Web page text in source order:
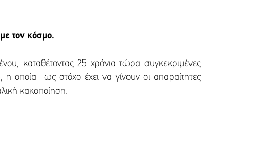
τον κόσμο.
καταθέτοντας 25 χρόνια τώρα συγκεκριμένες
η οποία ως στόχο έχει να γίνουν οι απαραίτητες
κακοποίηση.